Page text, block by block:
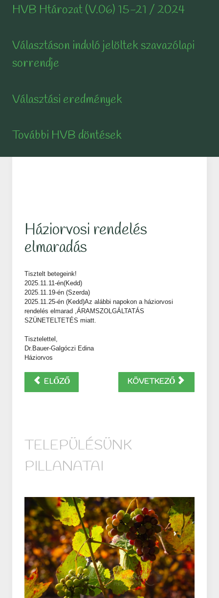
HVB Htározat (V.06) 15-21 / 2024
Választáson induló jelöltek szavazólapi
sorrendje
Választási eredmények
További HVB döntések
Háziorvosi rendelés
elmaradás
Tisztelt betegeink!
2025.11.11-én(Kedd)
2025.11.19-én (Szerda)
2025.11.25-én (Kedd)Az alábbi napokon a háziorvosi
rendelés elmarad ,ÁRAMSZOLGÁLTATÁS
SZÜNETELTETÉS miatt.
Tisztelettel,
Dr.Bauer-Galgóczi Edina
Háziorvos
ELŐZŐ KÖVETKEZŐ
TELEPÜLÉSÜNK
PILLANATAI